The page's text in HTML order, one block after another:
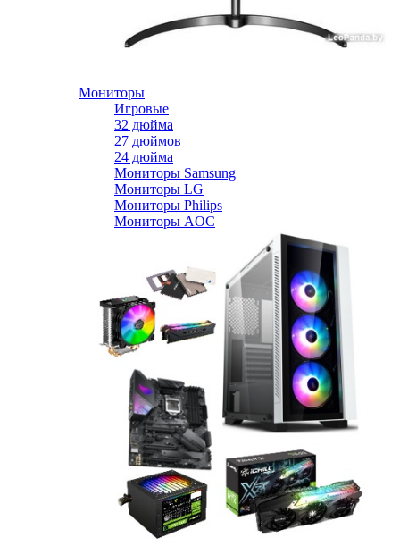
Мониторы
Игровые
32 дюйма
27 дюймов
24 дюйма
Мониторы Samsung
Мониторы LG
Мониторы Philips
Мониторы AOC